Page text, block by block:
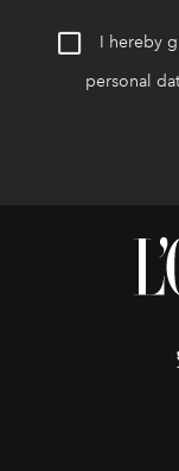
I hereby
personal